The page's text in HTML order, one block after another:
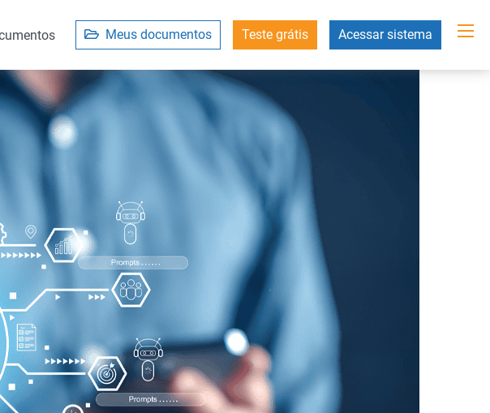
Acessar sistema
Teste grátis
Meus documentos